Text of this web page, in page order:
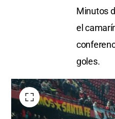
Minutos
el
goles.